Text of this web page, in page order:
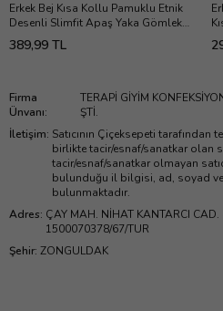
Erkek Bej Kısa Kollu Pamuklu Etnik
Desenli Slimfit Apaş Yaka Gömlek
21Y-4300594-10
389,99 TL
Firma
Ünvanı:
TERAPİ GİYİM
ŞTİ.
İletişim: Satıcının Çiçeksepeti
birlikte tacir/esnaf/sanatkar olan
tacir/esnaf/sanatkar olmayan
bulunduğu il bilgisi, ad, soyad ve
bulunmaktadır.
Adres: ÇAY MAH. NİHAT KANTARCI
1500070378/67/TUR
Şehir: ZONGULDAK